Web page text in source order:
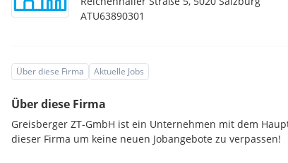
ATU63890301
Über diese Firma Aktuelle Jobs
Über diese Firma
Greisberger ZT-GmbH ist ein Unternehmen mit dem
dieser Firma um keine neuen Jobangebote zu verpassen!